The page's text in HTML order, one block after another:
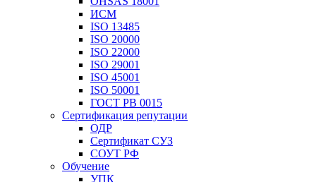
ИСМ
ISO 13485
ISO 20000
ISO 22000
ISO 29001
ISO 45001
ISO 50001
ГОСТ РВ 0015
Сертификация репутации
ОДР
Сертификат СУЗ
СОУТ РФ
Обучение
УПК